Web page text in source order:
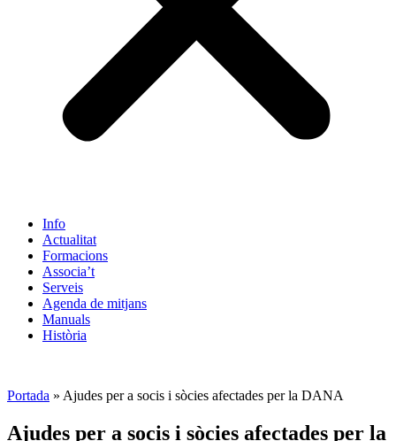
Info
Actualitat
Formacions
Associa’t
Serveis
Agenda de mitjans
Manuals
Història
Portada » Ajudes per a socis i sòcies afectades per la DANA
Ajudes per a socis i sòcies afectades per la